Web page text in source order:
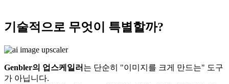
기술적으로 무엇이 특별할까?
Genbler의 업스케일러 는 단순히 "이미지를 크게 만드는" 도구
가 아닙니다.